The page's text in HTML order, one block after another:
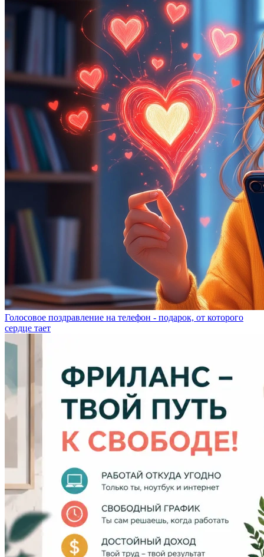
Голосовое поздравление на телефон - подарок, от которого
сердце тает